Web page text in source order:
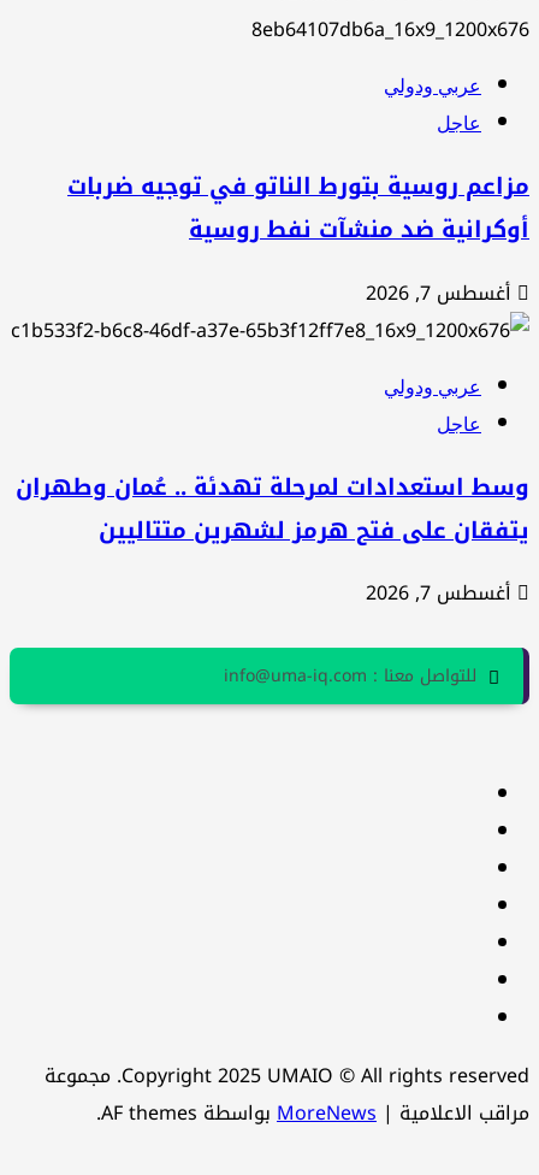
عربي ودولي
عاجل
روسية بتورط الناتو في توجيه ضربات
ضد منشآت نفط روسية
أغسطس 7, 2026
عربي ودولي
عاجل
استعدادات لمرحلة تهدئة .. عُمان وطهران
على فتح هرمز لشهرين متتاليين
أغسطس 7, 2026
للتواصل معنا : info@uma-iq.com
facebook
Twitter
youtube
Linkedin
instagram
snapchat
Telegram
Copyright 2025 UMAIO © All rights reserved. مجموعة
الاعلامية|
MoreNewsبواسطة AF themes.